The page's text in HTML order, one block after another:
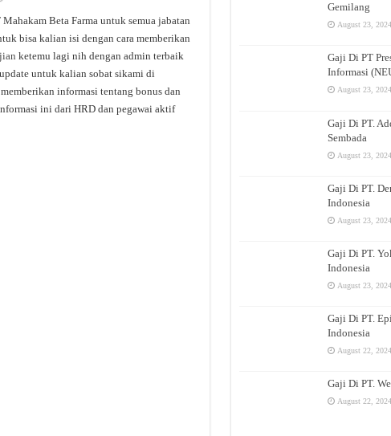
Beta Farma untuk semua jabatan
bisa kalian isi dengan cara memberikan
ketemu lagi nih dengan admin terbaik
untuk kalian sobat sikami di
informasi tentang bonus dan
ini dari HRD dan pegawai aktif
Gemilang
August 23, 2024
Gaji Di PT
Informasi
August 23, 2024
Gaji Di PT.
Sembada
August 23, 2024
Gaji Di PT.
Indonesia
August 23, 2024
Gaji Di PT.
Indonesia
August 23, 2024
Gaji Di PT.
Indonesia
August 22, 2024
Gaji Di PT.
August 22, 2024